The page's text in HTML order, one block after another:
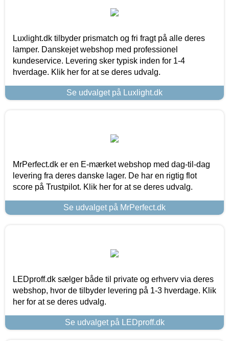
Luxlight.dk tilbyder prismatch og fri fragt på alle deres
lamper. Danskejet webshop med professionel
kundeservice. Levering sker typisk inden for 1-4
hverdage. Klik her for at se deres udvalg.
Se udvalget på Luxlight.dk
MrPerfect.dk er en E-mærket webshop med dag-til-dag
levering fra deres danske lager. De har en rigtig flot
score på Trustpilot. Klik her for at se deres udvalg.
Se udvalget på MrPerfect.dk
LEDproff.dk sælger både til private og erhverv via deres
webshop, hvor de tilbyder levering på 1-3 hverdage. Klik
her for at se deres udvalg.
Se udvalget på LEDproff.dk